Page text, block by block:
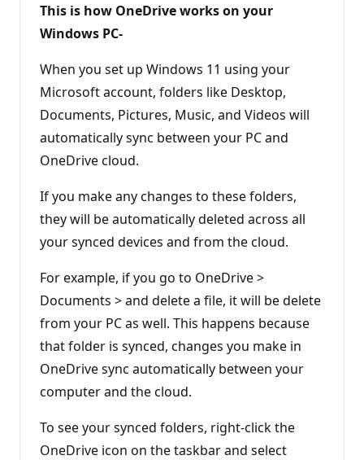
This is how OneDrive works on your
Windows PC-
When you set up Windows 11 using your
Microsoft account, folders like Desktop,
Documents, Pictures, Music, and Videos will
automatically sync between your PC and
OneDrive cloud.
If you make any changes to these folders,
they will be automatically deleted across all
your synced devices and from the cloud.
For example, if you go to OneDrive >
Documents > and delete a file, it will be delete
from your PC as well. This happens because
that folder is synced, changes you make in
OneDrive sync automatically between your
computer and the cloud.
To see your synced folders, right-click the
OneDrive icon on the taskbar and select